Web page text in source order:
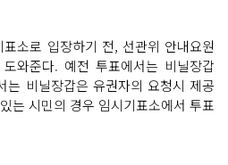
소로 입장하기 전, 선관위 안내요원
와준다. 예전 투표에서는 비닐장갑
는 비닐장갑은 유권자의 요청시 제공
는 시민의 경우 임시기표소에서 투표